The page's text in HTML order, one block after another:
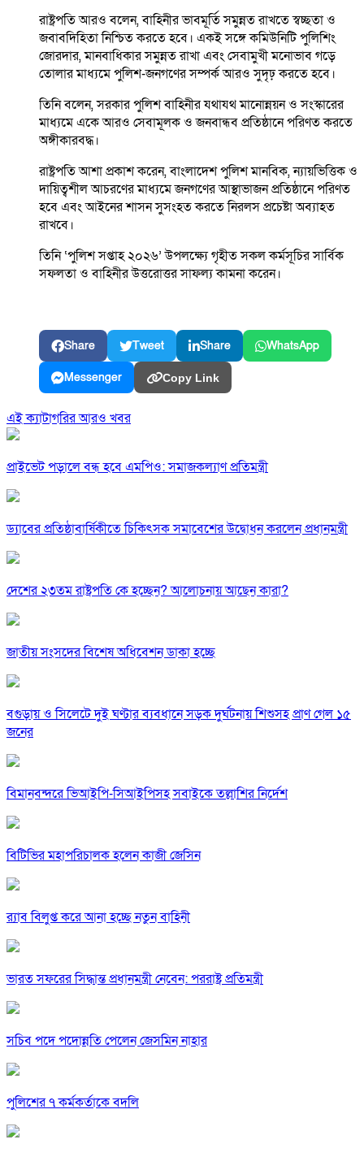
রাষ্ট্রপতি আরও বলেন, বাহিনীর ভাবমূর্তি সমুন্নত রাখতে স্বচ্ছতা ও
জবাবদিহিতা নিশ্চিত করতে হবে। একই সঙ্গে কমিউনিটি পুলিশিং
জোরদার, মানবাধিকার সমুন্নত রাখা এবং সেবামুখী মনোভাব গড়ে
তোলার মাধ্যমে পুলিশ-জনগণের সম্পর্ক আরও সুদৃঢ় করতে হবে।
তিনি বলেন, সরকার পুলিশ বাহিনীর যথাযথ মানোন্নয়ন ও সংস্কারের
মাধ্যমে একে আরও সেবামূলক ও জনবান্ধব প্রতিষ্ঠানে পরিণত করতে
অঙ্গীকারবদ্ধ।
রাষ্ট্রপতি আশা প্রকাশ করেন, বাংলাদেশ পুলিশ মানবিক, ন্যায়ভিত্তিক ও
দায়িত্বশীল আচরণের মাধ্যমে জনগণের আস্থাভাজন প্রতিষ্ঠানে পরিণত
হবে এবং আইনের শাসন সুসংহত করতে নিরলস প্রচেষ্টা অব্যাহত
রাখবে।
তিনি ‘পুলিশ সপ্তাহ ২০২৬’ উপলক্ষ্যে গৃহীত সকল কর্মসূচির সার্বিক
সফলতা ও বাহিনীর উত্তরোত্তর সাফল্য কামনা করেন।
Share Tweet Share WhatsApp
Messenger Copy Link
এই ক্যাটাগরির আরও খবর
প্রাইভেট পড়ালে বন্ধ হবে এমপিও: সমাজকল্যাণ প্রতিমন্ত্রী
ড্যাবের প্রতিষ্ঠাবার্ষিকীতে চিকিৎসক সমাবেশের উদ্বোধন করলেন প্রধানমন্ত্রী
দেশের ২৩তম রাষ্ট্রপতি কে হচ্ছেন? আলোচনায় আছেন কারা?
জাতীয় সংসদের বিশেষ অধিবেশন ডাকা হচ্ছে
বগুড়ায় ও সিলেটে দুই ঘণ্টার ব্যবধানে সড়ক দুর্ঘটনায় শিশুসহ প্রাণ গেল ১৫
জনের
বিমানবন্দরে ভিআইপি-সিআইপিসহ সবাইকে তল্লাশির নির্দেশ
বিটিভির মহাপরিচালক হলেন কাজী জেসিন
র‍্যাব বিলুপ্ত করে আনা হচ্ছে নতুন বাহিনী
ভারত সফরের সিদ্ধান্ত প্রধানমন্ত্রী নেবেন: পররাষ্ট্র প্রতিমন্ত্রী
সচিব পদে পদোন্নতি পেলেন জেসমিন নাহার
পুলিশের ৭ কর্মকর্তাকে বদলি